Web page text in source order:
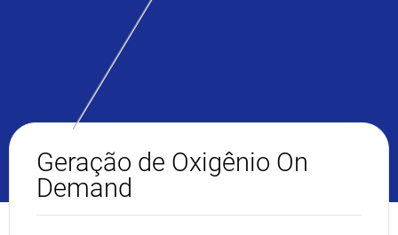
Geração de Oxigênio On
Demand